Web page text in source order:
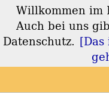
Willkommen im
Auch bei uns
Datenschutz.